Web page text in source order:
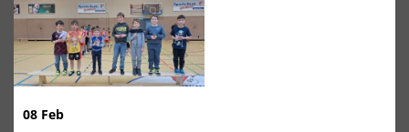
08 Feb